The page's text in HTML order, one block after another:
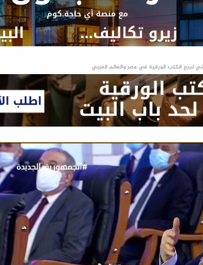
لبيع الكتب الورقية في مصر والعالم العربي